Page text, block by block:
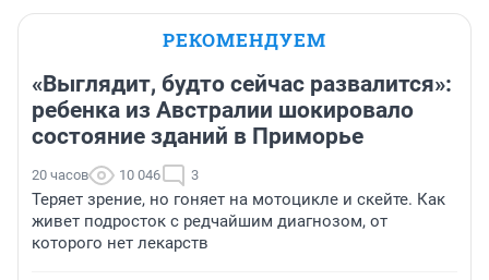
РЕКОМЕНДУЕМ
«Выглядит, будто сейчас развалится»:
ребенка из Австралии шокировало
состояние зданий в Приморье
20 часов 10 046 3
Теряет зрение, но гоняет на мотоцикле и скейте. Как
живет подросток с редчайшим диагнозом, от
которого нет лекарств